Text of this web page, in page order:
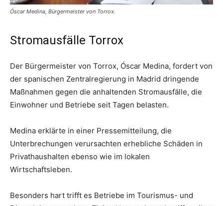
Óscar Medina, Bürgermeister von Torrox.
Stromausfälle Torrox
Der Bürgermeister von Torrox, Óscar Medina, fordert von
der spanischen Zentralregierung in Madrid dringende
Maßnahmen gegen die anhaltenden Stromausfälle, die
Einwohner und Betriebe seit Tagen belasten.
Medina erklärte in einer Pressemitteilung, die
Unterbrechungen verursachten erhebliche Schäden in
Privathaushalten ebenso wie im lokalen
Wirtschaftsleben.
Besonders hart trifft es Betriebe im Tourismus- und